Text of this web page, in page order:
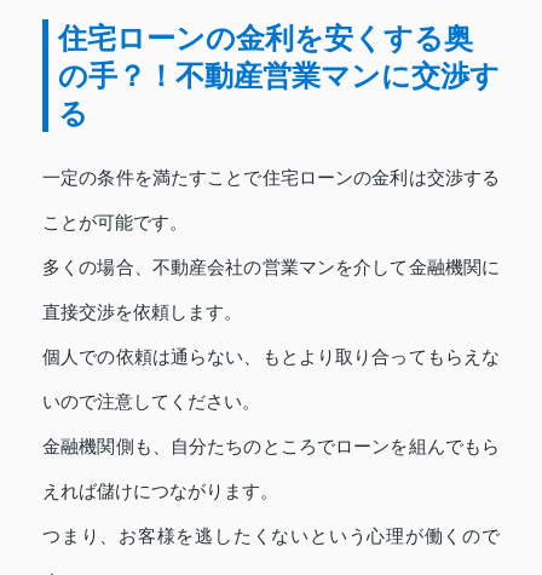
住宅ローンの金利を安くする奥
の手？！不動産営業マンに交渉す
る
一定の条件を満たすことで住宅ローンの金利は交渉する
ことが可能です。
多くの場合、不動産会社の営業マンを介して金融機関に
直接交渉を依頼します。
個人での依頼は通らない、もとより取り合ってもらえな
いので注意してください。
金融機関側も、自分たちのところでローンを組んでもら
えれば儲けにつながります。
つまり、お客様を逃したくないという心理が働くので